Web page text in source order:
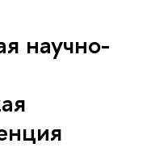
научно-